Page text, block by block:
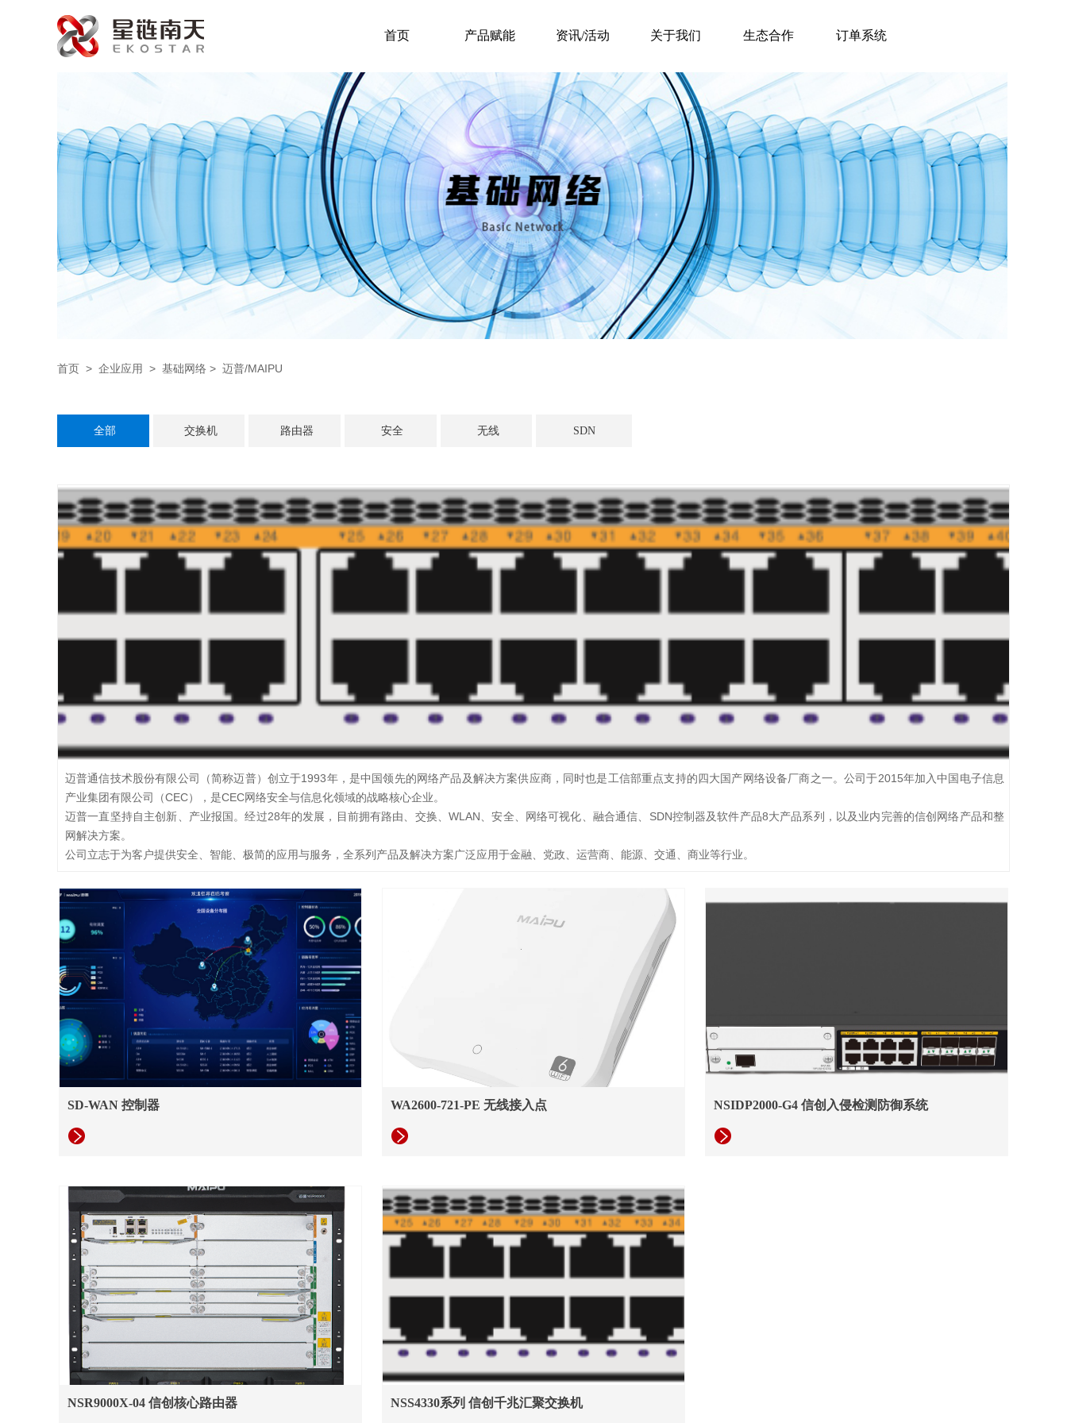
首页 产品赋能 资讯/活动 关于我们 生态合作 订单系统
SD-WAN 控制器 WA2600-721-PE 无线接入点 NSIDP2000-G4 信创入侵检测防御系统
NSR9000X-04 信创核心路由器 NSS4330系列 信创千兆汇聚交换机
全部 交换机 路由器 安全 无线 SDN
迈普通信技术股份有限公司（简称迈普）创立于1993年，是中国领先的网络产品及解决方案供应商，同时也是工信部重点支持的四大国产网络设备厂商之一。公司于2015年加入中国电子信息
产业集团有限公司（CEC），是CEC网络安全与信息化领域的战略核心企业。
迈普一直坚持自主创新、产业报国。经过28年的发展，目前拥有路由、交换、WLAN、安全、网络可视化、融合通信、SDN控制器及软件产品8大产品系列，以及业内完善的信创网络产品和整
网解决方案。
公司立志于为客户提供安全、智能、极简的应用与服务，全系列产品及解决方案广泛应用于金融、党政、运营商、能源、交通、商业等行业。
首页 > 企业应用 > 基础网络 > 迈普/MAIPU